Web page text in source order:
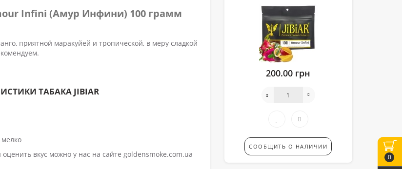
0
Infini (Амур Инфини) 100 грамм
приятной маракуйей и тропической, в меру сладкой
ТАБАКА JIBIAR
оценить вкус можно у нас на сайте goldensmoke.com.ua
200.00 грн
СООБЩИТЬ О НАЛИЧИИ